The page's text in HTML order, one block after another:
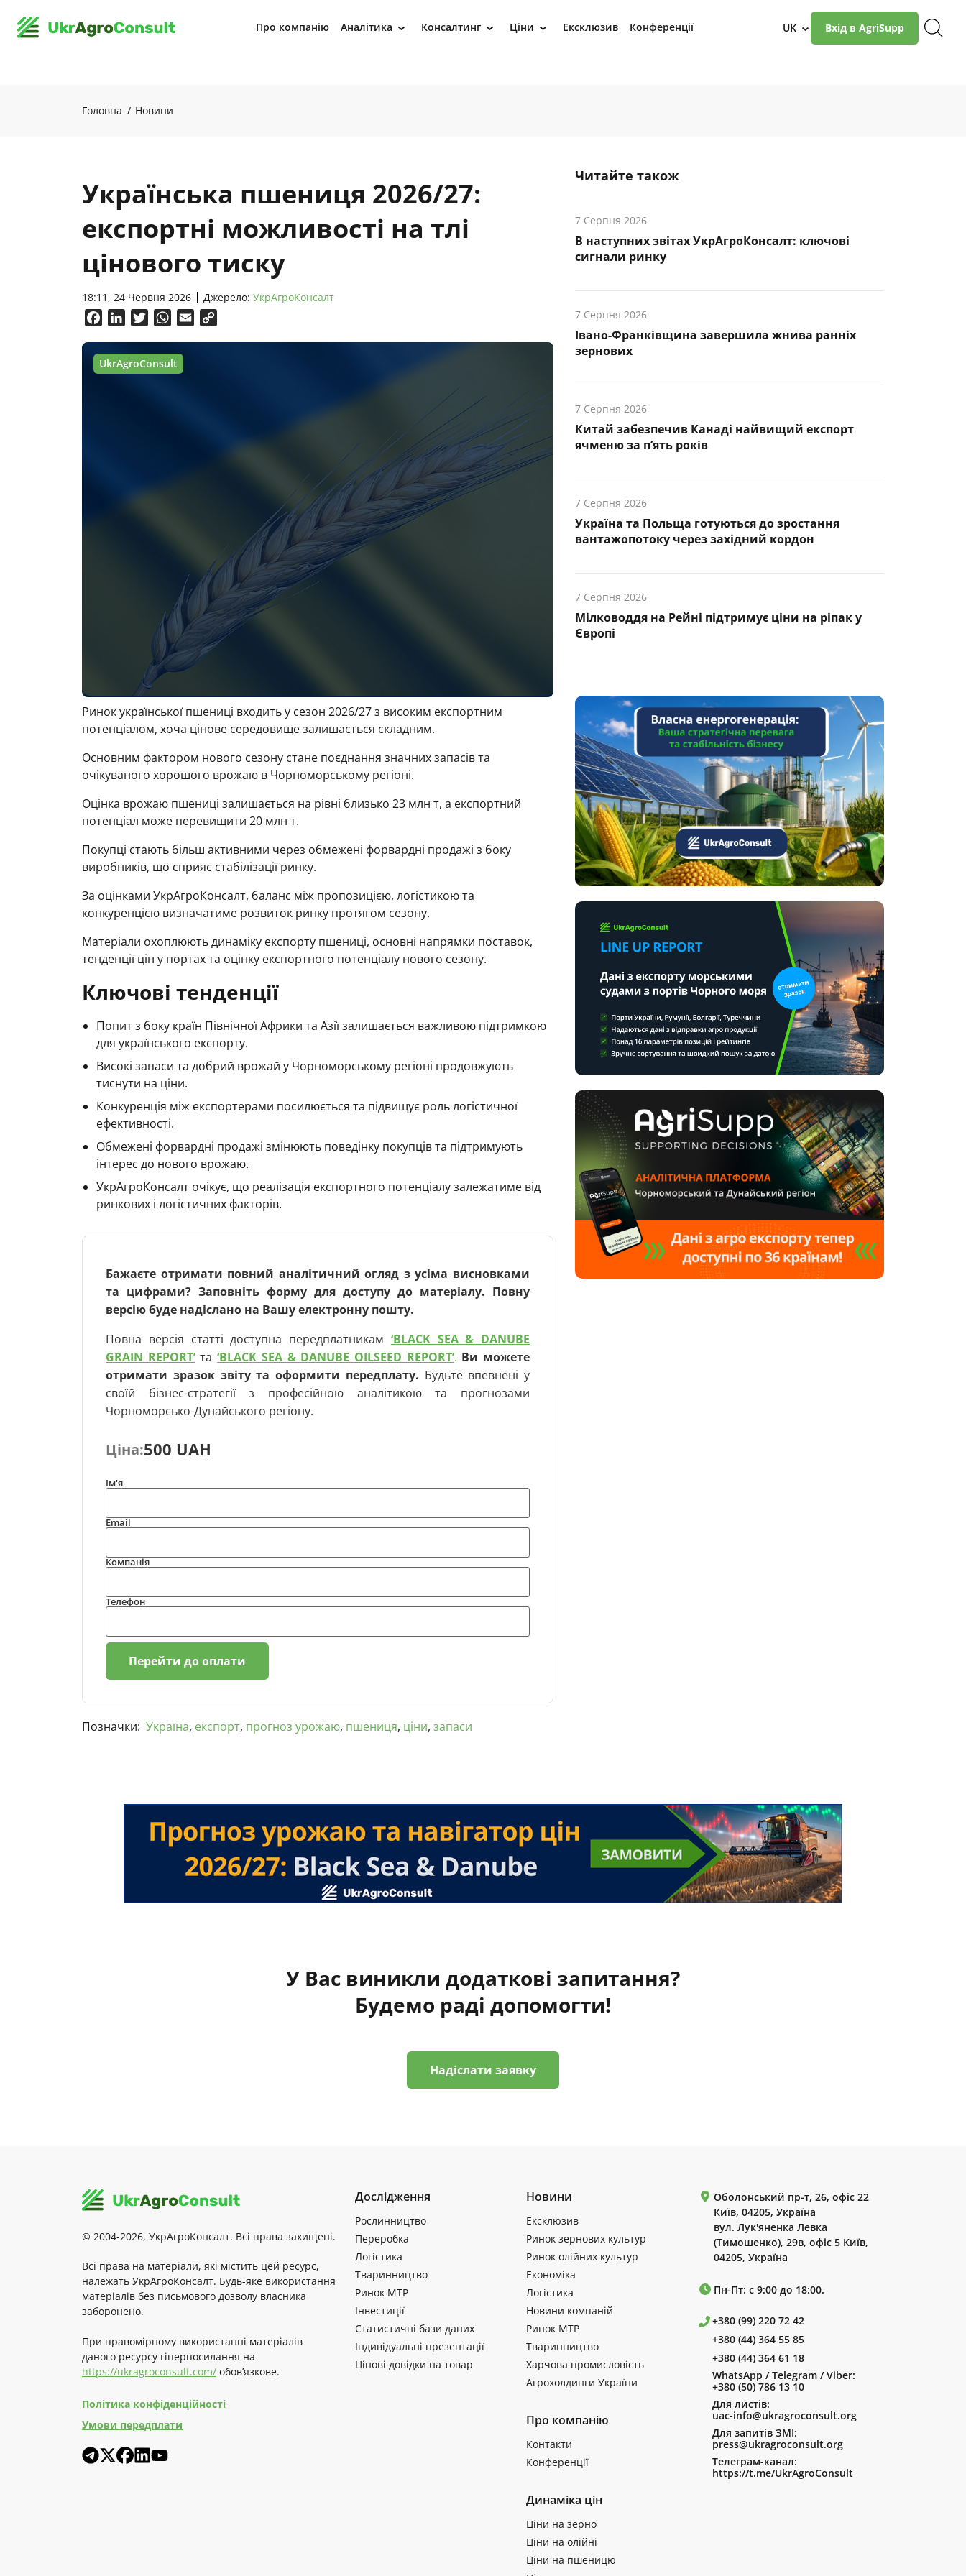
Про компанію Аналітика › Консалтинг › Ціни › Ексклюзив Конференції UK › Вхід в AgriSupp
Головна Новини
Українська пшениця 2026/27:
експортні можливості на тлі
цінового тиску
18:11, 24 Червня 2026 Джерело: УкрАгроКонсалт
FacebookLinkedInTwitterWhatsApp
Email
UkrAgroConsult
Ринок української пшениці входить у сезон 2026/27 з високим експортним
потенціалом, хоча цінове середовище залишається складним.
Основним фактором нового сезону стане поєднання значних запасів та
очікуваного хорошого врожаю в Чорноморському регіоні.
Оцінка врожаю пшениці залишається на рівні близько 23 млн т, а експортний
потенціал може перевищити 20 млн т.
Покупці стають більш активними через обмежені форвардні продажі з боку
виробників, що сприяє стабілізації ринку.
За оцінками УкрАгроКонсалт, баланс між пропозицією, логістикою та
конкуренцією визначатиме розвиток ринку протягом сезону.
Матеріали охоплюють динаміку експорту пшениці, основні напрямки поставок,
тенденції цін у портах та оцінку експортного потенціалу нового сезону.
Ключові тенденції
Попит з боку країн Північної Африки та Азії залишається важливою підтримкою
для українського експорту.
Високі запаси та добрий врожай у Чорноморському регіоні продовжують
тиснути на ціни.
Конкуренція між експортерами посилюється та підвищує роль логістичної
ефективності.
Обмежені форвардні продажі змінюють поведінку покупців та підтримують
інтерес до нового врожаю.
УкрАгроКонсалт очікує, що реалізація експортного потенціалу залежатиме від
ринкових і логістичних факторів.
Бажаєте отримати повний аналітичний огляд з усіма висновками
та цифрами? Заповніть форму для доступу до матеріалу. Повну
версію буде надіслано на Вашу електронну пошту.
Повна версія статті доступна передплатникам ‘BLACK SEA & DANUBE
GRAIN REPORT’та‘BLACK SEA & DANUBE OILSEED REPORT’. Ви можете
отримати зразок звіту та оформити передплату. Будьте впевнені у
своїй бізнес-стратегії з професійною аналітикою та прогнозами
Чорноморсько-Дунайського регіону.
Ціна:500 UAH
Ім'я
Email
Компанія
Телефон
Перейти до оплати
Позначки: Україна, експорт, прогноз урожаю, пшениця, ціни, запаси
Читайте також
7 Серпня 2026
В наступних звітах УкрАгроКонсалт: ключові
cигнали ринку
7 Серпня 2026
Івано-Франківщина завершила жнива ранніх
зернових
7 Серпня 2026
Китай забезпечив Канаді найвищий експорт
ячменю за п’ять років
7 Серпня 2026
Україна та Польща готуються до зростання
вантажопотоку через західний кордон
7 Серпня 2026
Мілководдя на Рейні підтримує ціни на ріпак у
Європі
У Вас виникли додаткові запитання?
Будемо раді допомогти!
Надіслати заявку
© 2004-2026, УкрАгроКонсалт. Всі права захищені.
Всі права на матеріали, які містить цей ресурс,
належать УкрАгроКонсалт. Будь-яке використання
матеріалів без письмового дозволу власника
заборонено.
При правомірному використанні матеріалів
даного ресурсу гіперпосилання на
https://ukragroconsult.com/ обов’язкове.
Політика конфіденційності
Умови передплати
Дослідження
Рослинництво
Переробка
Логістика
Тваринництво
Ринок МТР
Інвестиції
Статистичні бази даних
Індивідуальні презентації
Цінові довідки на товар
Новини
Ексклюзив
Ринок зернових культур
Ринок олійних культур
Економіка
Логістика
Новини компаній
Ринок МТР
Тваринництво
Харчова промисловість
Агрохолдинги України
Про компанію
Контакти
Конференції
Динаміка цін
Ціни на зерно
Ціни на олійні
Ціни на пшеницю
Оболонський пр-т, 26, офіс 22
Київ, 04205, Україна
вул. Лук'яненка Левка
(Тимошенко), 29в, офіс 5 Київ,
04205, Україна
Пн-Пт: с 9:00 до 18:00.
+380 (99) 220 72 42
+380 (44) 364 55 85
+380 (44) 364 61 18
WhatsApp / Telegram / Viber:
+380 (50) 786 13 10
Для листів:
uac-info@ukragroconsult.org
Для запитів ЗМІ:
press@ukragroconsult.org
Телеграм-канал:
https://t.me/UkrAgroConsult